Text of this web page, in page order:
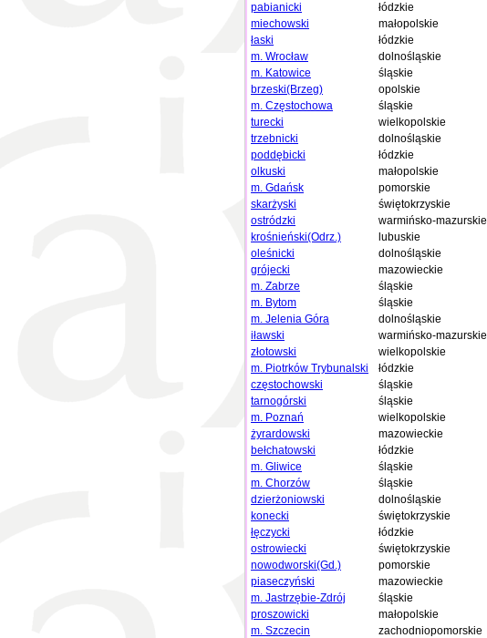
pabianicki
łódzkie
miechowski
małopolskie
łaski
łódzkie
m. Wrocław
dolnośląskie
m. Katowice
śląskie
brzeski(Brzeg)
opolskie
m. Częstochowa
śląskie
turecki
wielkopolskie
trzebnicki
dolnośląskie
poddębicki
łódzkie
olkuski
małopolskie
m. Gdańsk
pomorskie
skarżyski
świętokrzyskie
ostródzki
warmińsko-mazurskie
krośnieński(Odrz.)
lubuskie
oleśnicki
dolnośląskie
grójecki
mazowieckie
m. Zabrze
śląskie
m. Bytom
śląskie
m. Jelenia Góra
dolnośląskie
iławski
warmińsko-mazurskie
złotowski
wielkopolskie
m. Piotrków Trybunalski
łódzkie
częstochowski
śląskie
tarnogórski
śląskie
m. Poznań
wielkopolskie
żyrardowski
mazowieckie
bełchatowski
łódzkie
m. Gliwice
śląskie
m. Chorzów
śląskie
dzierżoniowski
dolnośląskie
konecki
świętokrzyskie
łęczycki
łódzkie
ostrowiecki
świętokrzyskie
nowodworski(Gd.)
pomorskie
piaseczyński
mazowieckie
m. Jastrzębie-Zdrój
śląskie
proszowicki
małopolskie
m. Szczecin
zachodniopomorskie